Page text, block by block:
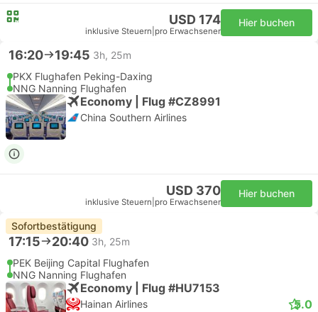
USD 174
inklusive Steuern pro Erwachsener
Hier buchen
16:20 19:45 3h, 25m
PKX Flughafen Peking-Daxing
NNG Nanning Flughafen
Economy | Flug #CZ8991
China Southern Airlines
USD 370
inklusive Steuern pro Erwachsener
Hier buchen
Sofortbestätigung
17:15 20:40 3h, 25m
PEK Beijing Capital Flughafen
NNG Nanning Flughafen
Economy | Flug #HU7153
Hainan Airlines 5.0